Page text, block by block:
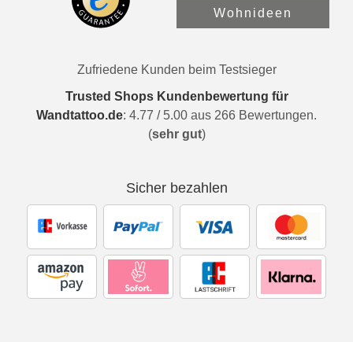
Wohnideen
Zufriedene Kunden beim Testsieger
Trusted Shops Kundenbewertung für
Wandtattoo.de: 4.77 / 5.00 aus 266 Bewertungen.
(sehr gut)
Sicher bezahlen